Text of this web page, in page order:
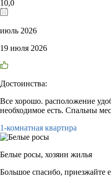
10,0
июль 2026
19 июля 2026
Достоинства:
Все хорошо. расположение
необходимое есть. Спальны
1-комнатная квартира
Белые росы, хозяин жилья
Большое спасибо, приезжайте